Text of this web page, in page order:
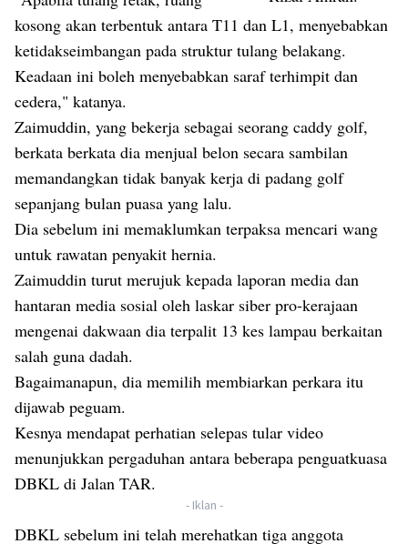
kosong akan terbentuk antara T11 dan L1, menyebabkan
ketidakseimbangan pada struktur tulang belakang.
Keadaan ini boleh menyebabkan saraf terhimpit dan
cedera," katanya.
Zaimuddin, yang bekerja sebagai seorang caddy golf,
berkata berkata dia menjual belon secara sambilan
memandangkan tidak banyak kerja di padang golf
sepanjang bulan puasa yang lalu.
Dia sebelum ini memaklumkan terpaksa mencari wang
untuk rawatan penyakit hernia.
Zaimuddin turut merujuk kepada laporan media dan
hantaran media sosial oleh laskar siber pro-kerajaan
mengenai dakwaan dia terpalit 13 kes lampau berkaitan
salah guna dadah.
Bagaimanapun, dia memilih membiarkan perkara itu
dijawab peguam.
Kesnya mendapat perhatian selepas tular video
menunjukkan pergaduhan antara beberapa penguatkuasa
DBKL di Jalan TAR.
- Iklan -
DBKL sebelum ini telah merehatkan tiga anggota